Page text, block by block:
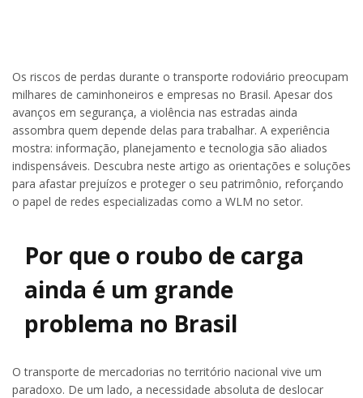
Os riscos de perdas durante o transporte rodoviário preocupam
milhares de caminhoneiros e empresas no Brasil. Apesar dos
avanços em segurança, a violência nas estradas ainda
assombra quem depende delas para trabalhar. A experiência
mostra: informação, planejamento e tecnologia são aliados
indispensáveis. Descubra neste artigo as orientações e soluções
para afastar prejuízos e proteger o seu patrimônio, reforçando
o papel de redes especializadas como a WLM no setor.
Por que o roubo de carga
ainda é um grande
problema no Brasil
O transporte de mercadorias no território nacional vive um
paradoxo. De um lado, a necessidade absoluta de deslocar